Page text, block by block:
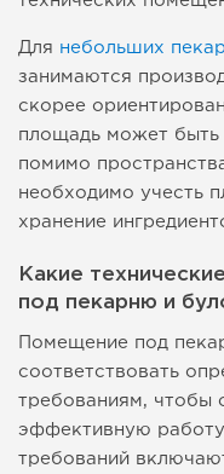
Для небольших
занимаются
скорее
площадь может быть
помимо
необходимо учесть
хранение
Какие
под пекарню и
Помещение под
соответствовать
требованиям, чтобы
эффективную
требований